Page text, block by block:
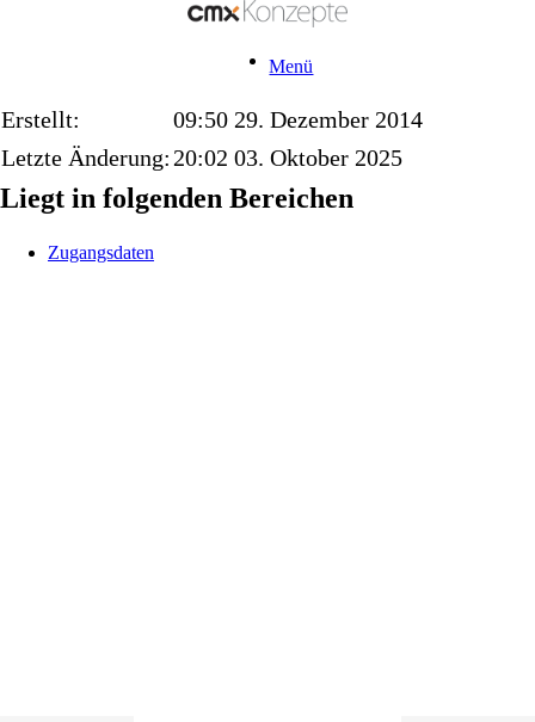
Menü
Erstellt:
09:50 29. Dezember 2014
Letzte Änderung: 20:02 03. Oktober 2025
Liegt in folgenden Bereichen
Zugangsdaten